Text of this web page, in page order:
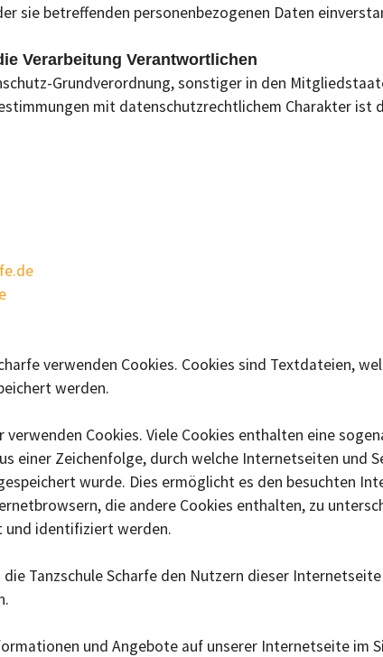
sie betreffenden personenbezogenen Daten
Verarbeitung Verantwortlichen
Grundverordnung, sonstiger in den
mit datenschutzrechtlichem Charakter ist
verwenden Cookies. Cookies sind Textdateien,
werden.
Cookies. Viele Cookies enthalten eine
einer Zeichenfolge, durch welche Internetseiten
wurde. Dies ermöglicht es den besuchten
die andere Cookies enthalten, zu
und identifiziert werden.
die Tanzschule Scharfe den Nutzern dieser
und Angebote auf unserer Internetseite im